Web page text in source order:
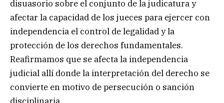
disuasorio sobre el conjunto de la judicatura y
afectar la capacidad de los jueces para ejercer con
independencia el control de legalidad y la
protección de los derechos fundamentales.
Reafirmamos que se afecta la independencia
judicial allí donde la interpretación del derecho se
convierte en motivo de persecución o sanción